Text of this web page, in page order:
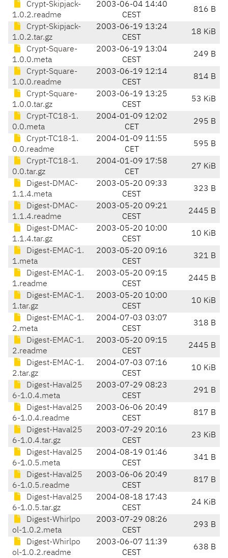
Crypt-Skipjack-
1.0.2.readme
2003-06-04 14:40
CEST
816 B
Crypt-Skipjack-
1.0.2.tar.gz
2003-06-19 13:24
CEST
18 KiB
Crypt-Square-
1.0.0.meta
2003-06-19 13:04
CEST
249 B
Crypt-Square-
1.0.0.readme
2003-06-19 12:14
CEST
814 B
Crypt-Square-
1.0.0.tar.gz
2003-06-19 13:25
CEST
53 KiB
Crypt-TC18-1.
0.0.meta
2004-01-09 12:02
CET
295 B
Crypt-TC18-1.
0.0.readme
2004-01-09 11:55
CET
595 B
Crypt-TC18-1.
0.0.tar.gz
2004-01-09 17:58
CET
27 KiB
Digest-DMAC-
1.1.4.meta
2003-05-20 09:33
CEST
323 B
Digest-DMAC-
1.1.4.readme
2003-05-20 09:21
CEST
2445 B
Digest-DMAC-
1.1.4.tar.gz
2003-05-20 10:00
CEST
10 KiB
Digest-EMAC-1.
1.meta
2003-05-20 09:16
CEST
321 B
Digest-EMAC-1.
1.readme
2003-05-20 09:15
CEST
2445 B
Digest-EMAC-1.
1.tar.gz
2003-05-20 10:00
CEST
10 KiB
Digest-EMAC-1.
2.meta
2004-07-03 03:07
CEST
318 B
Digest-EMAC-1.
2.readme
2003-05-20 09:15
CEST
2445 B
Digest-EMAC-1.
2.tar.gz
2004-07-03 07:16
CEST
10 KiB
Digest-Haval25
6-1.0.4.meta
2003-07-29 08:23
CEST
291 B
Digest-Haval25
6-1.0.4.readme
2003-06-06 20:49
CEST
817 B
Digest-Haval25
6-1.0.4.tar.gz
2003-07-29 20:16
CEST
23 KiB
Digest-Haval25
6-1.0.5.meta
2004-08-19 01:46
CEST
341 B
Digest-Haval25
6-1.0.5.readme
2003-06-06 20:49
CEST
817 B
Digest-Haval25
6-1.0.5.tar.gz
2004-08-18 17:43
CEST
24 KiB
Digest-Whirlpo
ol-1.0.2.meta
2003-07-29 08:26
CEST
293 B
Digest-Whirlpo
ol-1.0.2.readme
2003-06-07 11:39
CEST
638 B